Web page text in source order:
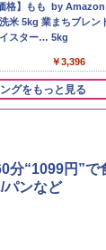
格】もも
米 5kg 業
スターブ
by Amazon
まちブレン
5kg
￥3,396
グをもっと見る
4
4
4
分“1099円”
パンなど